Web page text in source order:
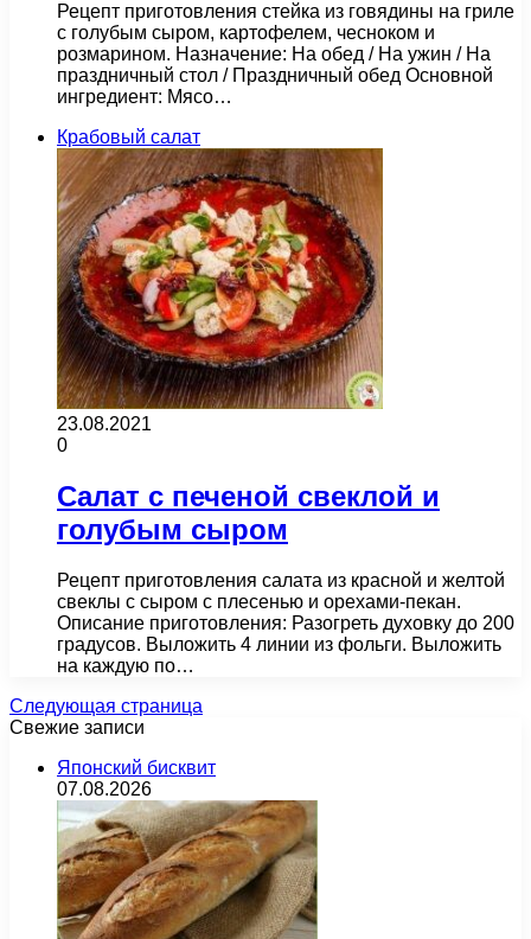
Рецепт приготовления стейка из говядины на гриле
с голубым сыром, картофелем, чесноком и
розмарином. Назначение: На обед / На ужин / На
праздничный стол / Праздничный обед Основной
ингредиент: Мясо…
Крабовый салат
23.08.2021
0
Салат с печеной свеклой и
голубым сыром
Рецепт приготовления салата из красной и желтой
свеклы с сыром с плесенью и орехами-пекан.
Описание приготовления: Разогреть духовку до 200
градусов. Выложить 4 линии из фольги. Выложить
на каждую по…
Следующая страница
Свежие записи
Японский бисквит
07.08.2026